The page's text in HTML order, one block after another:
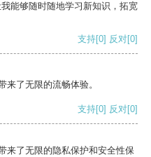
能够随时随地学习新知识，拓宽
支持[0] 反对[0]
了无限的流畅体验。
支持[0] 反对[0]
来了无限的隐私保护和安全性保